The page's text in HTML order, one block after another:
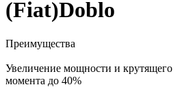
(Fiat)Doblo
Преимущества
Увеличение мощности и крутящего
момента до 40%